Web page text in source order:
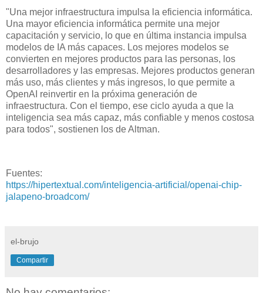
"Una mejor infraestructura impulsa la eficiencia informática.
Una mayor eficiencia informática permite una mejor
capacitación y servicio, lo que en última instancia impulsa
modelos de IA más capaces. Los mejores modelos se
convierten en mejores productos para las personas, los
desarrolladores y las empresas. Mejores productos generan
más uso, más clientes y más ingresos, lo que permite a
OpenAI reinvertir en la próxima generación de
infraestructura. Con el tiempo, ese ciclo ayuda a que la
inteligencia sea más capaz, más confiable y menos costosa
para todos", sostienen los de Altman.
Fuentes:
https://hipertextual.com/inteligencia-artificial/openai-chip-
jalapeno-broadcom/
el-brujo
Compartir